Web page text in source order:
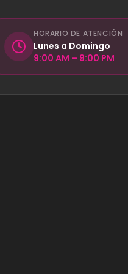
HORARIO DE ATENCIÓN
Lunes a Domingo
9:00 AM – 9:00 PM